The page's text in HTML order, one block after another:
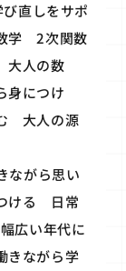
直しをサポ
学 2次関数
大人の数
身につけ
大人の源
ながら思い
ける 日常
広い年代に
きながら学